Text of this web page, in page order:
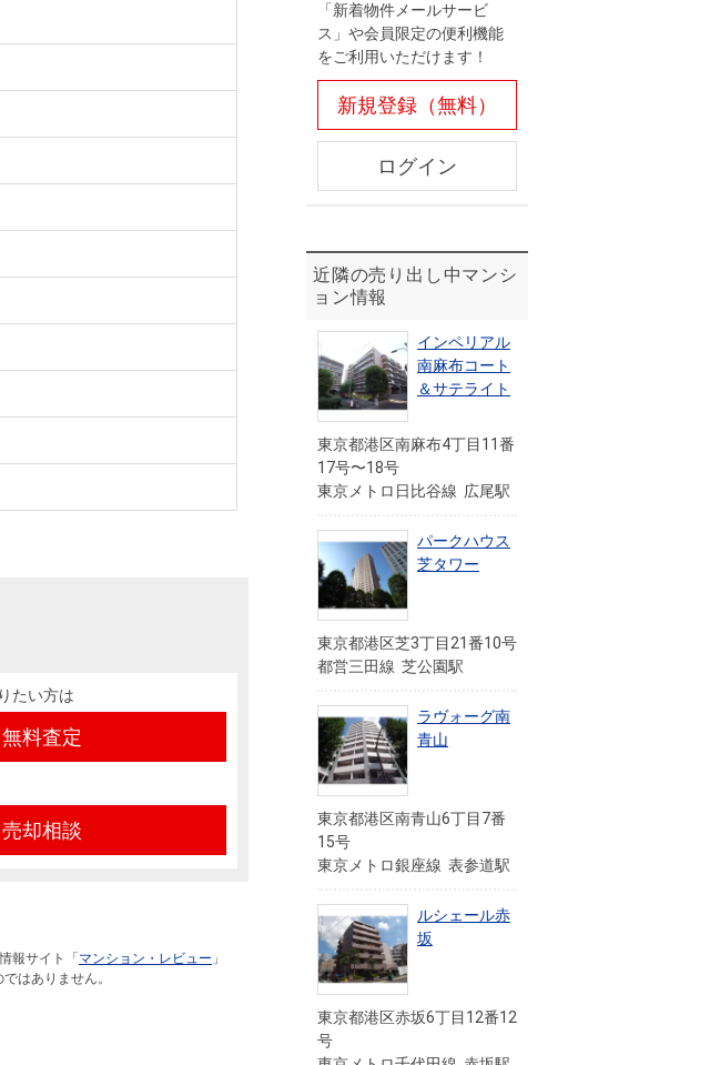
たい方は
無料査定
売却相談
報サイト「 マンション・レビュー 」
はありません。
「新着物件メールサービ
ス」や会員限定の便利機能
をご利用いただけます！
新規登録（無料）
ログイン
近隣の売り出し中マンシ
ョン情報
インペリアル
南麻布コート
＆サテライト
東京都港区南麻布4丁目11番
17号〜18号
東京メトロ日比谷線 広尾駅
パークハウス
芝タワー
東京都港区芝3丁目21番10号
都営三田線 芝公園駅
ラヴォーグ南
青山
東京都港区南青山6丁目7番
15号
東京メトロ銀座線 表参道駅
ルシェール赤
坂
東京都港区赤坂6丁目12番12
号